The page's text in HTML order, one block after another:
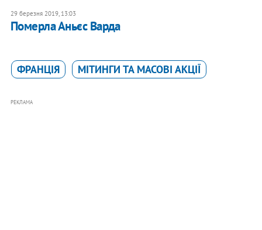
29 березня 2019, 13:03
Померла Аньєс Варда
ФРАНЦІЯ МІТИНГИ ТА МАСОВІ АКЦІЇ
РЕКЛАМА